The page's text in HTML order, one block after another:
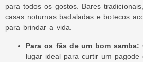
para todos os gostos. Bares
casas noturnas badaladas e botecos
para brindar a vida.
Para os fãs de um bom samba:
lugar ideal para curtir um pagode